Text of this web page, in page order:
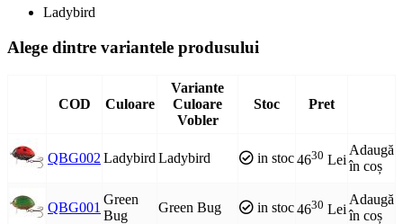
Ladybird
Alege dintre variantele produsului
COD Culoare
Variante
Culoare
Vobler
Stoc Pret
QBG002 Ladybird Ladybird in stoc4630 Lei
Adaugă
în coș
QBG001
Green
Bug
Green Bug in stoc4630 Lei
Adaugă
în coș